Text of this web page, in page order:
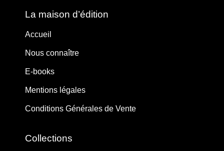
La maison d’édition
Accueil
Nous connaître
E-books
Mentions légales
Conditions Générales de Vente
Collections